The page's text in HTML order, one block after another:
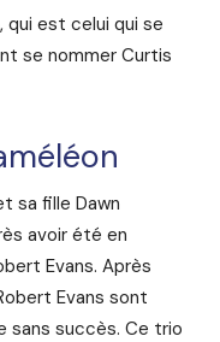
qui est celui qui se
se nommer Curtis
sa fille Dawn
avoir été en
Evans. Après
Evans sont
sans succès. Ce trio